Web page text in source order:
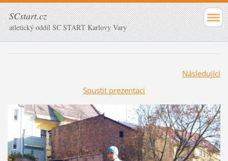
SCstart.cz
atletický oddíl SC START Karlovy Vary
Následující
Spustit prezentaci